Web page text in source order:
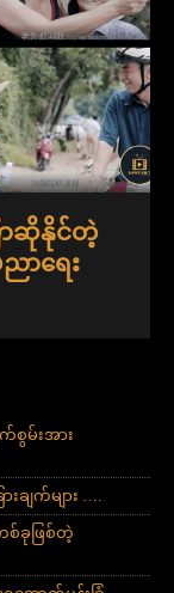
ာဆိုနိုင်တဲ့
ာရေး
စွမ်းအား
က်များ ….
စ်ခုဖြစ်တဲ့